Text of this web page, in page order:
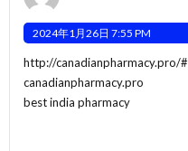
2024年1月26日 7:55 PM
http://canadianpharmacy.pro/#
canadianpharmacy.pro
best india pharmacy